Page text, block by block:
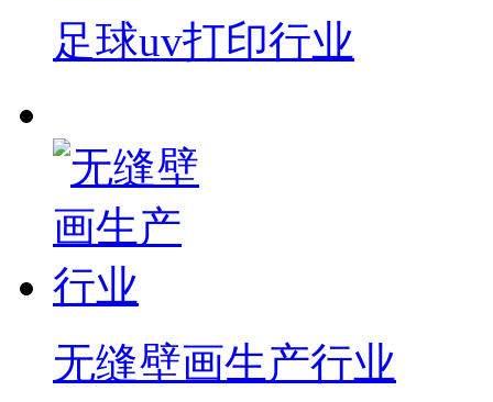
足球uv打印行业
无缝壁画生产行业